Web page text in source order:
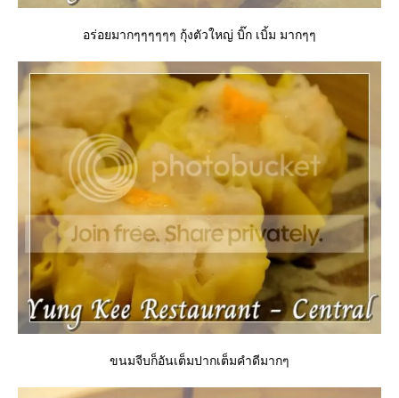
อร่อยมากๆๆๆๆๆๆ กุ้งตัวใหญ่ บิ๊ก เบิ้ม มากๆๆ
ขนมจีบก็อันเต็มปากเต็มคำดีมากๆ